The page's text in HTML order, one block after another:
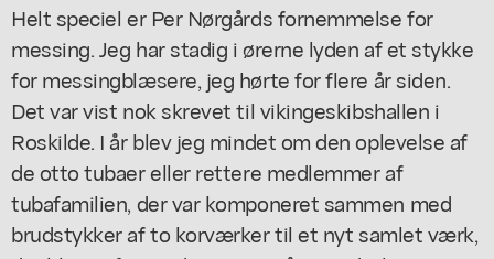
Helt speciel er Per Nørgårds fornemmelse for
messing. Jeg har stadig i ørerne lyden af et stykke
for messingblæsere, jeg hørte for flere år siden.
Det var vist nok skrevet til vikingeskibshallen i
Roskilde. I år blev jeg mindet om den oplevelse af
de otto tubaer eller rettere medlemmer af
tubafamilien, der var komponeret sammen med
brudstykker af to korværker til et nyt samlet værk,